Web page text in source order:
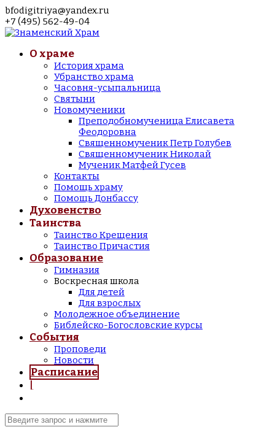
bfodigitriya@yandex.ru
+7 (495) 562-49-04
О храме
История храма
Убранство храма
Часовня-усыпальница
Святыни
Новомученики
Преподобномученица Елисавета
Феодоровна
Священномученик Петр Голубев
Священномученик Николай
Мученик Матфей Гусев
Контакты
Помощь храму
Помощь Донбассу
Духовенство
Таинства
Таинство Крещения
Таинство Причастия
Образование
Гимназия
Воскресная школа
Для детей
Для взрослых
Молодежное объединение
Библейско-Богословские курсы
События
Проповеди
Новости
Расписание